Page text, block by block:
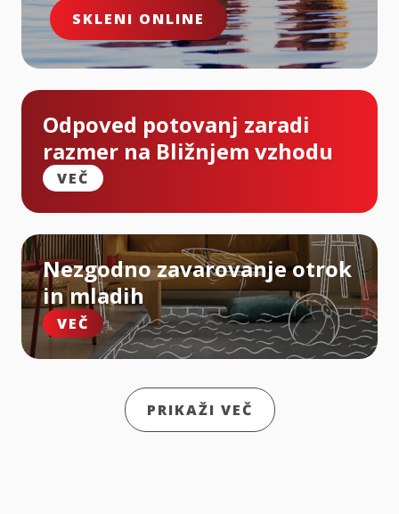
SKLENI ONLINE
Odpoved potovanj zaradi
razmer na Bližnjem vzhodu
VEČ
Nezgodno zavarovanje otrok
in mladih
VEČ
PRIKAŽI VEČ